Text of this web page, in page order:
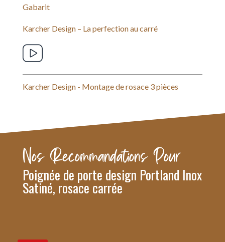
Gabarit
Karcher Design – La perfection au carré
Karcher Design - Montage de rosace 3 pièces
Nos Recommandations Pour
Poignée de porte design Portland Inox
Satiné, rosace carrée